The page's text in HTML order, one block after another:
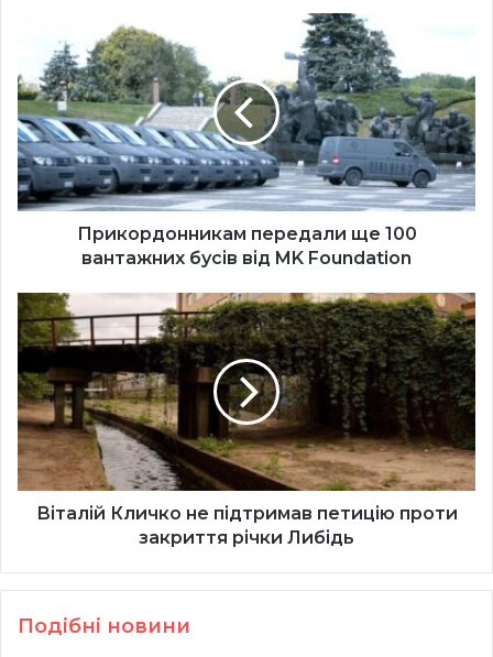
Прикордонникам
передали
100
вантажних
бусів
від
MK
Foundation
Прикордонникам передали ще 100
вантажних бусів від MK Foundation
Віталій
Кличко
не
підтримав
петицію
проти
закриття
річки
Либідь
Віталій Кличко не підтримав петицію проти
закриття річки Либідь
Подібні новини